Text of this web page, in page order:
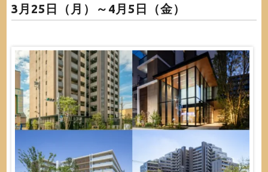
3月25日（月）～4月5日（金）